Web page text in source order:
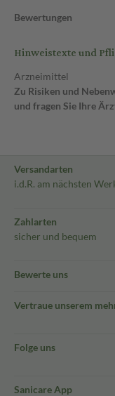
Bewertungen
Hinweistexte und
Arzneimittel
Zu Risiken und
und fragen Sie Ihre
Versandarten
i.d.R. am nächsten
Zahlarten
sicher und bequem
Bewerte uns
Vertraue unserem
Folge uns
Sanicare App